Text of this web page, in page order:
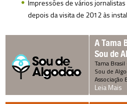
Impressões de vários
depois da visita de 2012 às
A Tama
Sou de
Tama
Sou de
Associação
Leia Mais